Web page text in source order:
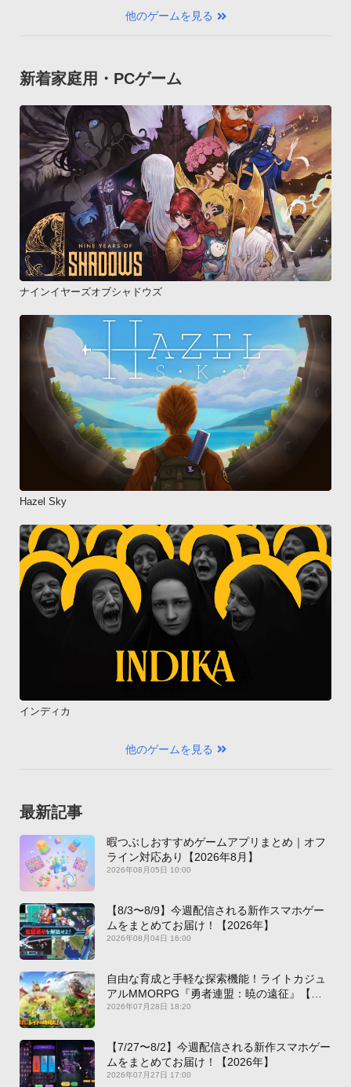
他のゲームを見る
新着家庭用・PCゲーム
ナインイヤーズオブシャドウズ
Hazel Sky
インディカ
他のゲームを見る
最新記事
暇つぶしおすすめゲームアプリまとめ｜オフ
ライン対応あり【2026年8月】
2026年08月05日 10:00
【8/3〜8/9】今週配信される新作スマホゲー
ムをまとめてお届け！【2026年】
2026年08月04日 16:00
自由な育成と手軽な探索機能！ライトカジュ
アルMMORPG『勇者連盟：暁の遠征』【最
新作PICKUP】
2026年07月28日 18:20
【7/27〜8/2】今週配信される新作スマホゲー
ムをまとめてお届け！【2026年】
2026年07月27日 17:00